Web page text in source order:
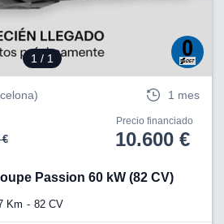
1 / 1
1 mes
€
Precio financiado
10.600 €
Passion 60 kW (82 CV)
Km 82 CV